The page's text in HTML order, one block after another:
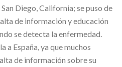
Diego, California; se puso de
de información y educación
se detecta la enfermedad.
a España, ya que muchos
de información sobre su